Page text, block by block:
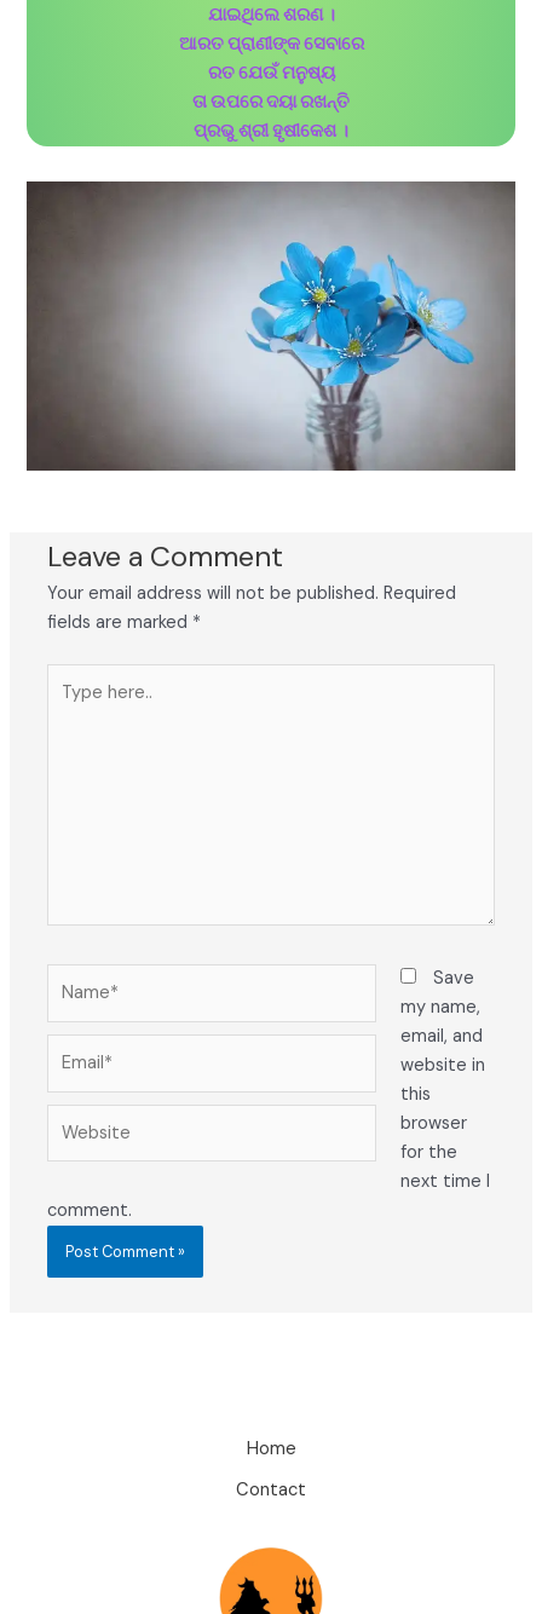
ଯାଇଥିଲେ ଶରଣ ।
ଆରତ ପ୍ରାଣୀଙ୍କ ସେବାରେ
ରତ ଯେଉଁ ମନୁଷ୍ୟ
ତା ଉପରେ ଦୟା ରଖନ୍ତି
ପ୍ରଭୁ ଶ୍ରୀ ହୃଷୀକେଶ ।
Leave a Comment
Your email address will not be published. Required
fields are marked *
here..
Save
my name,
email, and
website in
this
browser
for the
next time I
comment.
Home
Contact